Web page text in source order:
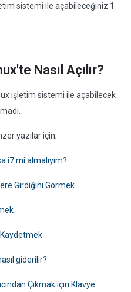
sistemi ile açabileceğiniz 1
Nasıl Açılır?
işletim sistemi ile açabilecek
yazılar için;
i7 mi almalıyım?
Girdiğini Görmek
giderilir?
Çıkmak için Klavye